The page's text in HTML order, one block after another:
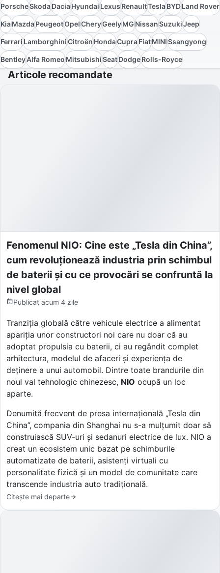
PorscheSkodaDaciaHyundaiLexusRenaultTeslaBYDLand Rover
KiaMazdaPeugeotOpelCheryGeelyMGNissanSuzukiJeep
FerrariLamborghiniCitroënHondaCupraFiatMINISsangyong
BentleyAlfa RomeoMitsubishiSeatDodgeRolls-Royce
Articole recomandate
Fenomenul NIO: Cine este „Tesla din China”,
cum revoluționează industria prin schimbul
de baterii și cu ce provocări se confruntă la
nivel global
Publicat acum 4 zile
Tranziția globală către vehicule electrice a alimentat
apariția unor constructori noi care nu doar că au
adoptat propulsia cu baterii, ci au regândit complet
arhitectura, modelul de afaceri și experiența de
deținere a unui automobil. Dintre toate brandurile din
noul val tehnologic chinezesc, NIO ocupă un loc
aparte.
Denumită frecvent de presa internațională „Tesla din
China”, compania din Shanghai nu s-a mulțumit doar să
construiască SUV-uri și sedanuri electrice de lux. NIO a
creat un ecosistem unic bazat pe schimburile
automatizate de baterii, asistenți virtuali cu
personalitate fizică și un model de comunitate care
transcende industria auto tradițională.
Citește mai departe